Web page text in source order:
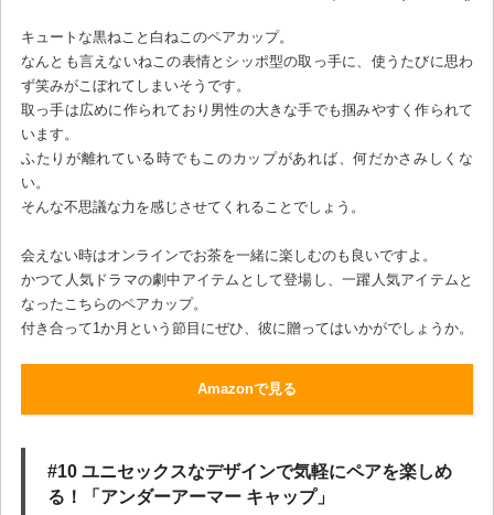
キュートな黒ねこと白ねこのペアカップ。
なんとも言えないねこの表情とシッポ型の取っ手に、使うたびに思わ
ず笑みがこぼれてしまいそうです。
取っ手は広めに作られており男性の大きな手でも掴みやすく作られて
います。
ふたりが離れている時でもこのカップがあれば、何だかさみしくな
い。
そんな不思議な力を感じさせてくれることでしょう。
会えない時はオンラインでお茶を一緒に楽しむのも良いですよ。
かつて人気ドラマの劇中アイテムとして登場し、一躍人気アイテムと
なったこちらのペアカップ。
付き合って1か月という節目にぜひ、彼に贈ってはいかがでしょうか。
Amazonで見る
#10 ユニセックスなデザインで気軽にペアを楽しめ
る！「アンダーアーマー キャップ」